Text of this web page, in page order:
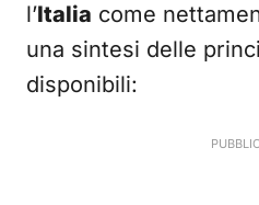
l’Italia come
una sintesi delle
disponibili: